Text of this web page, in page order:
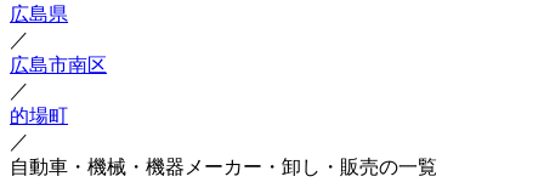
広島県
／
広島市南区
／
的場町
／
自動車・機械・機器メーカー・卸し・販売の一覧